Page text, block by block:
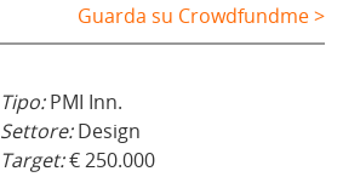
Guarda su Crowdfundme >
Tipo:PMI Inn.
Settore:Design
Target:€ 250.000